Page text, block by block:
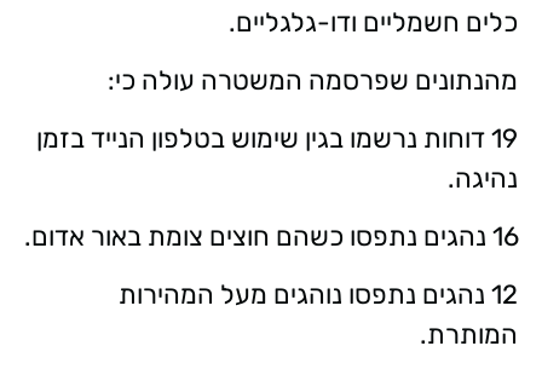
כלים חשמליים ודו-גלגליים.
מהנתונים שפרסמה המשטרה עולה כי:
19 דוחות נרשמו בגין שימוש בטלפון הנייד בזמן
נהיגה.
16 נהגים נתפסו כשהם חוצים צומת באור אדום.
12 נהגים נתפסו נוהגים מעל המהירות
המותרת.